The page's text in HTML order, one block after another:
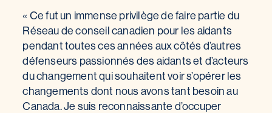
« Ce fut un immense privilège de faire partie du
Réseau de conseil canadien pour les aidants
pendant toutes ces années aux côtés d’autres
défenseurs passionnés des aidants et d’acteurs
du changement qui souhaitent voir s’opérer les
changements dont nous avons tant besoin au
Canada. Je suis reconnaissante d’occuper